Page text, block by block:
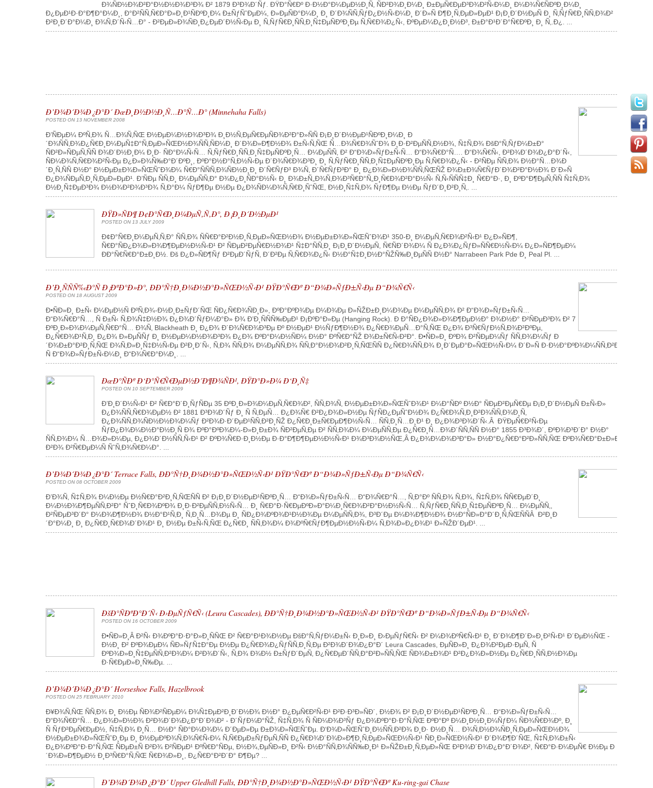
Ð¾ÑÐ½Ð¾Ð²Ð°Ð½Ð½Ð¾Ð³Ð¾ Ð² 1879 Ð³Ð¾Ð´Ñƒ. ÐŸÐ°Ñ€Ðº Ð·Ð½Ð°Ð¼ÐµÐ½Ð¸Ñ‚ ÑÐ²Ð¾Ð¸Ð¼Ð¸ Ð±ÐµÑ€ÐµÐ³Ð¾Ð²Ñ‹Ð¼Ð¸ Ð¼Ð¾Ñ€ÑÐºÐ¸Ð¼Ð¸
Ð¿ÐµÐ¹Ð·Ð°Ð¶Ð°Ð¼Ð¸, Ð°Ð²ÑÑ‚Ñ€Ð°Ð»Ð¸Ð¹ÑÐºÐ¸Ð¼ Ð±ÑƒÑˆÐµÐ¼, Ð»ÐµÑÐ°Ð¼Ð¸ Ð¸ Ð´Ð¾ÑÑ‚ÑƒÐ¿Ð½Ñ‹Ð¼Ð¸ Ð´Ð»Ñ Ð¶Ð¸Ñ‚ÐµÐ»ÐµÐ¹ Ð¡Ð¸Ð´Ð½ÐµÑ Ð¸ Ñ‚ÑƒÑ€Ð¸ÑÑ‚Ð¾Ð²
Ð²Ð¸Ð´Ð°Ð¼Ð¸ Ð¾Ñ‚Ð´Ñ‹Ñ…Ð° - Ð²ÐµÐ»Ð¾ÑÐ¸Ð¿ÐµÐ´Ð½Ñ‹Ðµ Ð¸ Ñ‚ÑƒÑ€Ð¸ÑÑ‚Ð¸Ñ‡ÐµÑÐºÐ¸Ðµ Ñ‚Ñ€Ð¾Ð¿Ñ‹, ÐºÐµÐ¼Ð¿Ð¸Ð½Ð³, Ð±Ð°Ð¹Ð´Ð°Ñ€ÐºÐ¸ Ð¸ Ñ‚.Ð¿. ...
Ð’Ð¾Ð´Ð¾Ð¿Ð°Ð´ ÐœÐ¸Ð½Ð½Ð¸Ñ…Ð°Ñ…Ð° (Minnehaha Falls)
POSTED ON 13 NOVEMBER 2008
Ð’ÑÐµÐ¼ ÐºÑ‚Ð¾ Ñ…Ð¾Ñ‚ÑŒ Ð½ÐµÐ¼Ð½Ð¾Ð³Ð¾ Ð¸Ð½Ñ‚ÐµÑ€ÐµÑÐ¾Ð²Ð°Ð»ÑÑ Ð¡Ð¸Ð´Ð½ÐµÐ¹ÑÐºÐ¸Ð¼Ð¸ Ð
´Ð¾ÑÑ‚Ð¾Ð¿Ñ€Ð¸Ð¼ÐµÑ‡Ð°Ñ‚ÐµÐ»ÑŒÐ½Ð¾ÑÑ‚ÑÐ¼Ð¸ Ð´Ð¾Ð»Ð¶Ð½Ð¾ Ð±Ñ‹Ñ‚ÑŒ Ñ…Ð¾Ñ€Ð¾ÑˆÐ¾ Ð¸Ð·Ð²ÐµÑÑ‚Ð½Ð¾, Ñ‡Ñ‚Ð¾ ÐšÐ°Ñ‚ÑƒÐ¼Ð±Ð°
ÑÐ²Ð»ÑÐµÑ‚ÑÑ Ð¾Ð´Ð½Ð¸Ð¼ Ð¸Ð· ÑÐ°Ð¼Ñ‹Ñ… Ñ‚ÑƒÑ€Ð¸ÑÑ‚Ð¸Ñ‡ÐµÑÐºÐ¸Ñ… Ð¼ÐµÑÑ‚ Ð² Ð“Ð¾Ð»ÑƒÐ±Ñ‹Ñ… Ð“Ð¾Ñ€Ð°Ñ…. Ð“Ð¾Ñ€Ñ‹, Ð²Ð¾Ð´Ð¾Ð¿Ð°Ð´Ñ‹,
ÑÐ¼Ð¾Ñ‚Ñ€Ð¾Ð²Ñ‹Ðµ Ð¿Ð»Ð¾Ñ‰Ð°Ð´ÐºÐ¸, ÐºÐ°Ð½Ð°Ñ‚Ð½Ñ‹Ðµ Ð´Ð¾Ñ€Ð¾Ð³Ð¸ Ð¸ Ñ‚ÑƒÑ€Ð¸ÑÑ‚Ð¸Ñ‡ÐµÑÐºÐ¸Ðµ Ñ‚Ñ€Ð¾Ð¿Ñ‹ - Ð²ÑÐµ ÑÑ‚Ð¾ Ð½Ð°Ñ…Ð¾Ð
´Ð¸Ñ‚ÑÑ Ð½Ð° Ð½ÐµÐ±Ð¾Ð»ÑŒÑˆÐ¾Ð¼ Ñ€Ð°ÑÑÑ‚Ð¾ÑÐ½Ð¸Ð¸ Ð´Ñ€ÑƒÐ³ Ð¾Ñ‚ Ð´Ñ€ÑƒÐ³Ð° Ð¸ Ð¿Ð¾Ð»Ð½Ð¾ÑÑ‚ÑŒÑŽ Ð¾Ð±Ð¾Ñ€ÑƒÐ´Ð¾Ð²Ð°Ð½Ð¾ Ð´Ð»Ñ
Ð¿Ð¾ÑÐµÑ‚Ð¸Ñ‚ÐµÐ»ÐµÐ¹. Ð’ÑÐµ ÑÑ‚Ð¸ Ð¼ÐµÑÑ‚Ð° Ð¾Ð¿Ð¸ÑÐ°Ð½Ñ‹ Ð¸ Ð¾Ð±Ñ„Ð¾Ñ‚Ð¾Ð³Ñ€Ð°Ñ„Ð¸Ñ€Ð¾Ð²Ð°Ð½Ñ‹ Ñ‚Ñ‹ÑÑÑ‡Ð¸ Ñ€Ð°Ð·, Ð¸ ÐºÐ°Ð¶ÐµÑ‚ÑÑ Ñ‡Ñ‚Ð¾
Ð½Ð¸Ñ‡ÐµÐ³Ð¾ Ð½Ð¾Ð²Ð¾Ð³Ð¾ Ñ‚Ð°Ð¼ ÑƒÐ¶Ðµ Ð½Ðµ Ð¿Ð¾ÑÐ¼Ð¾Ñ‚Ñ€Ð¸ÑˆÑŒ, Ð½Ð¸Ñ‡Ñ‚Ð¾ ÑƒÐ¶Ðµ Ð½Ðµ ÑƒÐ´Ð¸Ð²Ð¸Ñ‚. ...
ÐŸÐ»ÑÐ¶ Ð¢Ð°Ñ€Ð¸Ð¼ÐµÑ‚Ñ‚Ð°, Ð¡Ð¸Ð´Ð½ÐµÐ¹
POSTED ON 13 JULY 2009
Ð¢Ð°Ñ€Ð¸Ð¼ÐµÑ‚Ñ‚Ð° ÑÑ‚Ð¾ ÑÑ€Ð°Ð²Ð½Ð¸Ñ‚ÐµÐ»ÑŒÐ½Ð¾ Ð½ÐµÐ±Ð¾Ð»ÑŒÑˆÐ¾Ð¹ 350-Ð¸ Ð¼ÐµÑ‚Ñ€Ð¾Ð²Ñ‹Ð¹ Ð¿Ð»ÑÐ¶,
Ñ€Ð°ÑÐ¿Ð¾Ð»Ð¾Ð¶ÐµÐ½Ð½Ñ‹Ð¹ Ð² ÑÐµÐ²ÐµÑ€Ð½Ð¾Ð¹ Ñ‡Ð°ÑÑ‚Ð¸ Ð¡Ð¸Ð´Ð½ÐµÑ, Ñ€ÑÐ´Ð¾Ð¼ Ñ Ð¿Ð¾Ð¿ÑƒÐ»ÑÑ€Ð½Ñ‹Ð¼ Ð¿Ð»ÑÐ¶ÐµÐ¼
ÐÐ°Ñ€Ñ€Ð°Ð±Ð¸Ð½. Ðš Ð¿Ð»ÑÐ¶Ñƒ Ð²ÐµÐ´ÑƒÑ‚ Ð´Ð²Ðµ Ñ‚Ñ€Ð¾Ð¿Ñ‹ Ð½Ð°Ñ‡Ð¸Ð½Ð°ÑŽÑ‰Ð¸ÐµÑÑ Ð½Ð° Narrabeen Park Pde Ð¸ Peal Pl. ...
Ð’Ð¸ÑÑÑ‰Ð°Ñ Ð¡ÐºÐ°Ð»Ð°, ÐÐ°Ñ†Ð¸Ð¾Ð½Ð°Ð»ÑŒÐ½Ñ‹Ð¹ ÐŸÐ°Ñ€Ðº Ð“Ð¾Ð»ÑƒÐ±Ñ‹Ðµ Ð“Ð¾Ñ€Ñ‹
POSTED ON 18 AUGUST 2009
Ð•ÑÐ»Ð¸ Ð±Ñ‹ Ð¼ÐµÐ½Ñ ÐºÑ‚Ð¾-Ð½Ð¸Ð±ÑƒÐ´ÑŒ ÑÐ¿Ñ€Ð¾ÑÐ¸Ð», ÐºÐ°ÐºÐ¾Ðµ Ð¼Ð¾Ðµ Ð»ÑŽÐ±Ð¸Ð¼Ð¾Ðµ Ð¼ÐµÑÑ‚Ð¾ Ð² Ð“Ð¾Ð»ÑƒÐ±Ñ‹Ñ…
Ð“Ð¾Ñ€Ð°Ñ…, Ñ Ð±Ñ‹ Ñ‚Ð¾Ñ‡Ð½Ð¾ Ð¿Ð¾Ð´ÑƒÐ¼Ð°Ð» Ð¾ Ð’Ð¸ÑÑÑ‰ÐµÐ¹ Ð¡ÐºÐ°Ð»Ðµ (Hanging Rock). Ð Ð°ÑÐ¿Ð¾Ð»Ð¾Ð¶ÐµÐ½Ð° Ð¾Ð½Ð° Ð²ÑÐµÐ³Ð¾ Ð² 7
ÐºÐ¸Ð»Ð¾Ð¼ÐµÑ‚Ñ€Ð°Ñ… Ð¾Ñ‚ Blackheath Ð¸ Ð¿Ð¾ Ð´Ð¾Ñ€Ð¾Ð³Ðµ Ðº Ð½ÐµÐ¹ Ð½ÑƒÐ¶Ð½Ð¾ Ð¿Ñ€Ð¾ÐµÑ…Ð°Ñ‚ÑŒ Ð¿Ð¾ Ð³Ñ€ÑƒÐ½Ñ‚Ð¾Ð²ÐºÐµ,
Ð¿Ñ€Ð¾Ð¹Ñ‚Ð¸ Ð¿Ð¾ Ð»ÐµÑÑƒ Ð¸ Ð½ÐµÐ¼Ð½Ð¾Ð³Ð¾ Ð¿Ð¾ ÐºÐ°Ð¼Ð½ÑÐ¼ Ð½Ð° ÐºÑ€Ð°ÑŽ Ð¾Ð±Ñ€Ñ‹Ð²Ð°. Ð•ÑÐ»Ð¸ ÐºÐ¾ Ð²ÑÐµÐ¼Ñƒ ÑÑ‚Ð¾Ð¼Ñƒ Ð
´Ð¾Ð±Ð°Ð²Ð¸Ñ‚ÑŒ Ð¾Ñ‚Ð»Ð¸Ñ‡Ð½Ñ‹Ðµ Ð²Ð¸Ð´Ñ‹, Ñ‚Ð¾ ÑÑ‚Ð¾ Ð¼ÐµÑÑ‚Ð¾ ÑÑ‚Ð°Ð½Ð¾Ð²Ð¸Ñ‚ÑŒÑÑ Ð¿Ñ€Ð¾ÑÑ‚Ð¾ Ð¸Ð´ÐµÐ°Ð»ÑŒÐ½Ñ‹Ð¼ Ð´Ð»Ñ Ð·Ð½Ð°ÐºÐ¾Ð¼ÑÑ‚Ð²Ð°
Ñ Ð“Ð¾Ð»ÑƒÐ±Ñ‹Ð¼Ð¸ Ð“Ð¾Ñ€Ð°Ð¼Ð¸. ...
ÐœÐ°ÑÐº Ð‘Ð°Ñ€Ñ€ÐµÐ½Ð´Ð¶Ð¾ÑÐ¹, ÐŸÐ°Ð»Ð¼ Ð‘Ð¸Ñ‡
POSTED ON 10 SEPTEMBER 2009
Ð’Ð¸Ð´Ð½Ñ‹Ð¹ Ð² Ñ€Ð°Ð´Ð¸ÑƒÑÐµ 35 ÐºÐ¸Ð»Ð¾Ð¼ÐµÑ‚Ñ€Ð¾Ð², ÑÑ‚Ð¾Ñ‚ Ð½ÐµÐ±Ð¾Ð»ÑŒÑˆÐ¾Ð¹ Ð¼Ð°ÑÐº Ð½Ð° ÑÐµÐ²ÐµÑ€Ðµ Ð¡Ð¸Ð´Ð½ÐµÑ Ð±Ñ‹Ð»
Ð¿Ð¾ÑÑ‚Ñ€Ð¾ÐµÐ½ Ð² 1881 Ð³Ð¾Ð´Ñƒ Ð¸ Ñ Ñ‚ÐµÑ… Ð¿Ð¾Ñ€ Ð²Ð¿Ð¾Ð»Ð½Ðµ ÑƒÑÐ¿ÐµÑˆÐ½Ð¾ Ð¿Ñ€Ð¾Ñ‚Ð¸Ð²Ð¾ÑÑ‚Ð¾Ð¸Ñ‚
Ð¿Ð¾ÑÑ‚Ð¾ÑÐ½Ð½Ð¾Ð¼Ñƒ Ð²Ð¾Ð·Ð´ÐµÐ¹ÑÑ‚Ð²Ð¸ÑŽ Ð¿Ñ€Ð¸Ð±Ñ€ÐµÐ¶Ð½Ñ‹Ñ… ÑÑ‚Ð¸Ñ…Ð¸Ð¹ Ð¸ Ð¿Ð¾Ð³Ð¾Ð´Ñ‹.Â ÐŸÐµÑ€Ð²Ñ‹Ðµ
ÑƒÐ¿Ð¾Ð¼Ð½Ð°Ð½Ð¸Ñ Ð¾ ÐºÐ°ÐºÐ¾Ð¼-Ð»Ð¸Ð±Ð¾ ÑÐ²ÐµÑ‚Ðµ Ð² ÑÑ‚Ð¾Ð¼ Ð¼ÐµÑÑ‚Ðµ Ð¿Ñ€Ð¸Ñ…Ð¾Ð´ÑÑ‚ÑÑ Ð½Ð° 1855 Ð³Ð¾Ð´, ÐºÐ¾Ð³Ð´Ð° Ð½Ð°
ÑÑ‚Ð¾Ð¼ Ñ…Ð¾Ð»Ð¼Ðµ, Ð¿Ð¾Ð´Ð½ÑÑ‚Ñ‹Ð¹ Ð² ÐºÐ¾Ñ€Ð·Ð¸Ð½Ðµ Ð·Ð°Ð¶Ð¶ÐµÐ½Ð½Ñ‹Ð¹ Ð¾Ð³Ð¾Ð½ÑŒ,Â Ð¿Ð¾Ð¼Ð¾Ð³Ð°Ð» Ð½Ð°Ð¿Ñ€Ð°Ð²Ð»ÑÑ‚ÑŒ ÐºÐ¾Ñ€Ð°Ð±Ð»Ð¸
Ð²Ð¾ Ð²Ñ€ÐµÐ¼Ñ ÑˆÑ‚Ð¾Ñ€Ð¼Ð°. ...
Ð’Ð¾Ð´Ð¾Ð¿Ð°Ð´ Terrace Falls, ÐÐ°Ñ†Ð¸Ð¾Ð½Ð°Ð»ÑŒÐ½Ñ‹Ð¹ ÐŸÐ°Ñ€Ðº Ð“Ð¾Ð»ÑƒÐ±Ñ‹Ðµ Ð“Ð¾Ñ€Ñ‹
POSTED ON 08 OCTOBER 2009
Ð’Ð¾Ñ‚ Ñ‡Ñ‚Ð¾ Ð¼Ð½Ðµ Ð½Ñ€Ð°Ð²Ð¸Ñ‚ÑŒÑÑ Ð² Ð¡Ð¸Ð´Ð½ÐµÐ¹ÑÐºÐ¸Ñ… Ð“Ð¾Ð»ÑƒÐ±Ñ‹Ñ… Ð“Ð¾Ñ€Ð°Ñ…, Ñ‚Ð°Ðº ÑÑ‚Ð¾ Ñ‚Ð¾, Ñ‡Ñ‚Ð¾ ÑÑ€ÐµÐ´Ð¸
Ð¼Ð½Ð¾Ð¶ÐµÑÑ‚Ð²Ð° ÑˆÐ¸Ñ€Ð¾ÐºÐ¾ Ð¸Ð·Ð²ÐµÑÑ‚Ð½Ñ‹Ñ… Ð¸ Ñ€Ð°Ð·Ñ€ÐµÐºÐ»Ð°Ð¼Ð¸Ñ€Ð¾Ð²Ð°Ð½Ð½Ñ‹Ñ… Ñ‚ÑƒÑ€Ð¸ÑÑ‚Ð¸Ñ‡ÐµÑÐºÐ¸Ñ… Ð¼ÐµÑÑ‚,
Ð²ÑÐµÐ³Ð´Ð° Ð¼Ð¾Ð¶Ð½Ð¾ Ð½Ð°Ð¹Ñ‚Ð¸ Ñ‚Ð¸Ñ…Ð¾Ðµ Ð¸ ÑÐ¿Ð¾ÐºÐ¾Ð¹Ð½Ð¾Ðµ Ð¼ÐµÑÑ‚Ð¾, Ð³Ð´Ðµ Ð¼Ð¾Ð¶Ð½Ð¾ Ð½Ð°ÑÐ»Ð°Ð´Ð¸Ñ‚ÑŒÑÑÂ Ð²Ð¸Ð
´Ð°Ð¼Ð¸ Ð¸ Ð¿Ñ€Ð¸Ñ€Ð¾Ð´Ð¾Ð¹ Ð¸ Ð½Ðµ Ð±Ñ‹Ñ‚ÑŒ Ð¿Ñ€Ð¸ ÑÑ‚Ð¾Ð¼ Ð¾ÐºÑ€ÑƒÐ¶ÐµÐ½Ð½Ñ‹Ð¼ Ñ‚Ð¾Ð»Ð¿Ð¾Ð¹ Ð»ÑŽÐ´ÐµÐ¹. ...
ÐšÐ°ÑÐºÐ°Ð´Ñ‹ Ð›ÐµÑƒÑ€Ñ‹ (Leura Cascades), ÐÐ°Ñ†Ð¸Ð¾Ð½Ð°Ð»ÑŒÐ½Ñ‹Ð¹ ÐŸÐ°Ñ€Ðº Ð“Ð¾Ð»ÑƒÐ±Ñ‹Ðµ Ð“Ð¾Ñ€Ñ‹
POSTED ON 16 OCTOBER 2009
Ð•ÑÐ»Ð¸Â Ð²Ñ‹ Ð¾ÐºÐ°Ð·Ð°Ð»Ð¸ÑÑŒ Ð² Ñ€Ð°Ð¹Ð¾Ð½Ðµ ÐšÐ°Ñ‚ÑƒÐ¼Ð±Ñ‹ Ð¸Ð»Ð¸ Ð›ÐµÑƒÑ€Ñ‹ Ð² Ð¼Ð¾ÐºÑ€Ñ‹Ð¹ Ð¸ Ð´Ð¾Ð¶Ð´Ð»Ð¸Ð²Ñ‹Ð¹ Ð´ÐµÐ½ÑŒ -
Ð½Ð¸ Ð² ÐºÐ¾ÐµÐ¼ ÑÐ»ÑƒÑ‡Ð°Ðµ Ð½Ðµ Ð¿Ñ€Ð¾Ð¿ÑƒÑÑ‚Ð¸Ñ‚Ðµ Ð²Ð¾Ð´Ð¾Ð¿Ð°Ð´ Leura Cascades, ÐµÑÐ»Ð¸ Ð¿Ð¾Ð²ÐµÐ·ÐµÑ‚ Ñ
ÐºÐ¾Ð»Ð¸Ñ‡ÐµÑÑ‚Ð²Ð¾Ð¼ Ð²Ð¾Ð´Ñ‹, Ñ‚Ð¾ Ð¾Ð½ Ð±ÑƒÐ´ÐµÑ‚ Ð¿Ñ€ÐµÐ´ÑÑ‚Ð°Ð²Ð»ÑÑ‚ÑŒ ÑÐ¾Ð±Ð¾Ð¹ Ð²Ð¿Ð¾Ð»Ð½Ðµ Ð¿Ñ€Ð¸ÑÑ‚Ð½Ð¾Ðµ
Ð·Ñ€ÐµÐ»Ð¸Ñ‰Ðµ. ...
Ð’Ð¾Ð´Ð¾Ð¿Ð°Ð´ Horseshoe Falls, Hazelbrook
POSTED ON 25 FEBRUARY 2010
Ð¥Ð¾Ñ‚ÑŒ ÑÑ‚Ð¾ Ð¸ Ð½Ðµ ÑÐ¾Ð²ÑÐµÐ¼ Ð¾Ñ‡ÐµÐ²Ð¸Ð´Ð½Ð¾ Ð½Ð° Ð¿ÐµÑ€Ð²Ñ‹Ð¹ Ð²Ð·Ð³Ð»ÑÐ´, Ð½Ð¾ Ð² Ð¡Ð¸Ð´Ð½ÐµÐ¹ÑÐºÐ¸Ñ… Ð“Ð¾Ð»ÑƒÐ±Ñ‹Ñ…
Ð“Ð¾Ñ€Ð°Ñ… Ð¿Ð¾Ð»Ð½Ð¾ Ð²Ð¾Ð´Ð¾Ð¿Ð°Ð´Ð¾Ð² - Ð´ÑƒÐ¼Ð°ÑŽ, Ñ‡Ñ‚Ð¾ Ñ ÑÐ¼Ð¾Ð³Ñƒ Ð¿Ð¾ÐºÐ°Ð·Ð°Ñ‚ÑŒ ÐºÐ°Ðº Ð¼Ð¸Ð½Ð¸Ð¼ÑƒÐ¼ ÑÐ¾Ñ€Ð¾Ðº, Ð¸
Ñ ÑƒÐ²ÐµÑ€ÐµÐ½, Ñ‡Ñ‚Ð¾ Ð¸Ñ… Ð½Ð° ÑÐ°Ð¼Ð¾Ð¼ Ð´ÐµÐ»Ðµ Ð±Ð¾Ð»ÑŒÑˆÐµ. Ð‘Ð¾Ð»ÑŒÑˆÐ¸Ð½ÑÑ‚Ð²Ð¾ Ð¸Ð· Ð½Ð¸Ñ… Ð¾Ñ‚Ð½Ð¾ÑÐ¸Ñ‚ÐµÐ»ÑŒÐ½Ð¾
Ð½ÐµÐ±Ð¾Ð»ÑŒÑˆÐ¸Ðµ Ð¸ Ð½ÐµÐºÐ¾Ñ‚Ð¾Ñ€Ñ‹Ð¼ Ñ‚Ñ€ÐµÐ±ÑƒÐµÑ‚ÑÑ Ð¿Ñ€Ð¾Ð´Ð¾Ð»Ð¶Ð¸Ñ‚ÐµÐ»ÑŒÐ½Ñ‹Ð¹ ÑÐ¸Ð»ÑŒÐ½Ñ‹Ð¹ Ð´Ð¾Ð¶Ð´ÑŒ, Ñ‡Ñ‚Ð¾Ð±Ñ‹
Ð¿Ð¾ÐºÐ°Ð·Ð°Ñ‚ÑŒ ÑÐµÐ±Ñ Ð²Ð¾ Ð²ÑÐµÐ¹ ÐºÑ€Ð°ÑÐµ, Ð½Ð¾,ÐµÑÐ»Ð¸ Ð²Ñ‹ Ð½Ð°ÑÑ‚Ð¾ÑÑ‰Ð¸Ð¹ Ð»ÑŽÐ±Ð¸Ñ‚ÐµÐ»ÑŒ Ð²Ð¾Ð´Ð¾Ð¿Ð°Ð´Ð¾Ð², Ñ€Ð°Ð·Ð¼ÐµÑ€ Ð½Ðµ Ð
´Ð¾Ð»Ð¶ÐµÐ½ Ð¸Ð³Ñ€Ð°Ñ‚ÑŒ Ñ€Ð¾Ð»Ð¸, Ð¿Ñ€Ð°Ð²Ð´Ð° Ð¶Ðµ? ...
Ð’Ð¾Ð´Ð¾Ð¿Ð°Ð´ Upper Gledhill Falls, ÐÐ°Ñ†Ð¸Ð¾Ð½Ð°Ð»ÑŒÐ½Ñ‹Ð¹ ÐŸÐ°Ñ€Ðº Ku-ring-gai Chase